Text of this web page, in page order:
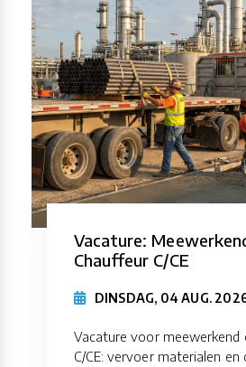
Vacature:
Chauffeur C/CE
DINSDAG, 04 AUG.
Vacature voor meewerkend
C/CE: vervoer materialen en